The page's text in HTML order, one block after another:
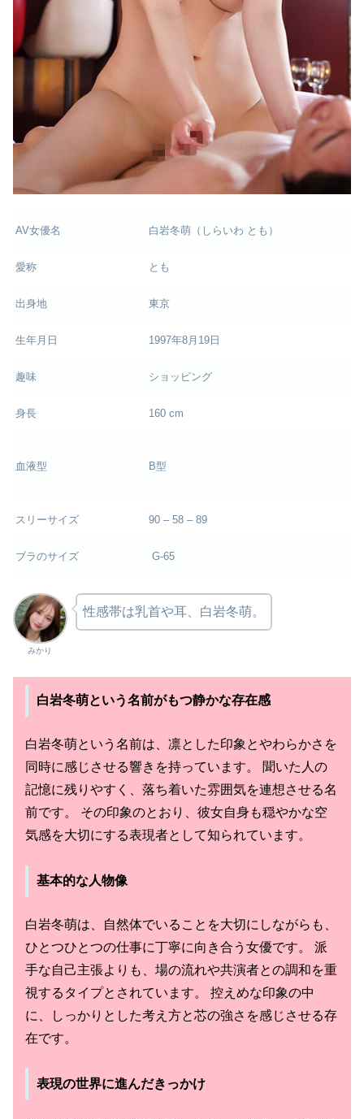
AV女優名 白岩冬萌（しらいわ とも）
愛称 とも
出身地 東京
生年月日 1997年8月19日
趣味 ショッピング
身長 160 cm
血液型 B型
スリーサイズ 90 – 58 – 89
ブラのサイズ G-65
みかり
性感帯は乳首や耳、白岩冬萌。
白岩冬萌という名前がもつ静かな存在感
白岩冬萌という名前は、凛とした印象とやわらかさを
同時に感じさせる響きを持っています。 聞いた人の
記憶に残りやすく、落ち着いた雰囲気を連想させる名
前です。 その印象のとおり、彼女自身も穏やかな空
気感を大切にする表現者として知られています。
基本的な人物像
白岩冬萌は、自然体でいることを大切にしながらも、
ひとつひとつの仕事に丁寧に向き合う女優です。 派
手な自己主張よりも、場の流れや共演者との調和を重
視するタイプとされています。 控えめな印象の中
に、しっかりとした考え方と芯の強さを感じさせる存
在です。
表現の世界に進んだきっかけ